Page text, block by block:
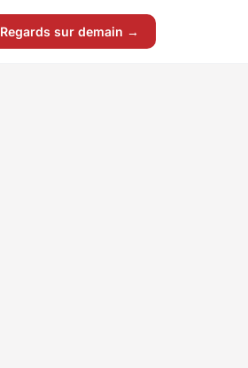
Regards sur demain →